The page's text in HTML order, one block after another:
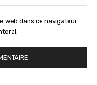
web dans ce navigateur